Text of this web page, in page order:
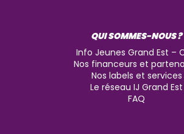
QUI SOMMES-NOUS ?
Info Jeunes Grand Est –
Nos financeurs et
Nos labels et services
Le réseau IJ Grand Est
FAQ